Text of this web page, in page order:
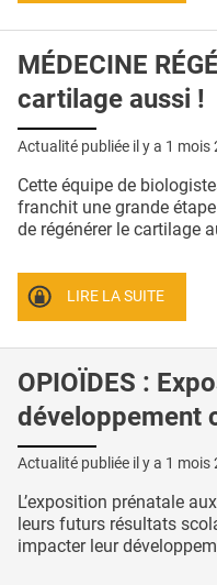
MÉDECINE
cartilage aussi !
Actualité publiée il y a 1 mois
Cette équipe de
franchit une grande
de régénérer le cartilage
LIRE LA SUITE
OPIOÏDES :
développement
Actualité publiée il y a 1 mois
L’exposition prénatale
leurs futurs résultats
impacter leur